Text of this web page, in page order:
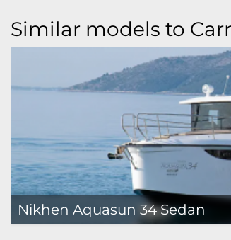
Similar models to
Nikhen Aquasun 34 Sedan